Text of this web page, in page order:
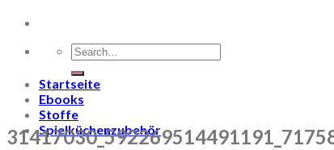
Search
for:
Startseite
Ebooks
Stoffe
Spielküchenzubehör